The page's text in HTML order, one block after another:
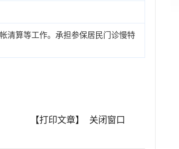
清算等工作。承担参保居民门诊慢特
【打印文章】 关闭窗口